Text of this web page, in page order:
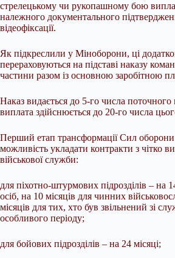
стрелецькому чи рукопашному бою
належного документального
відеофіксації.
Як підкреслили у Міноборони, ці
перераховуються на підставі наказу
частини разом із основною заробітною
Наказ видається до 5-го числа поточного
виплата здійснюється до 20-го числа
Перший етап трансформації Сил
можливість укладати контракти з чітко
військової служби:
для піхотно-штурмових підрозділів – на
осіб, на 10 місяців для чинних
місяців для тих, хто був звільнений зі
особливого періоду;
для бойових підрозділів – на 24 місяці;